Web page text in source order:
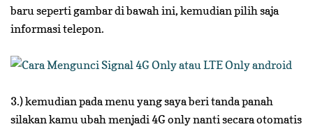
baru seperti gambar di bawah ini, kemudian pilih saja
informasi telepon.
3.) kemudian pada menu yang saya beri tanda panah
silakan kamu ubah menjadi 4G only nanti secara otomatis